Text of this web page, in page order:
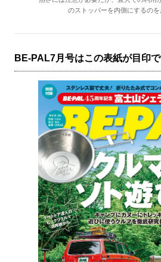
のストッパーを内側にするのを
BE-PAL7月号はこの表紙が目印